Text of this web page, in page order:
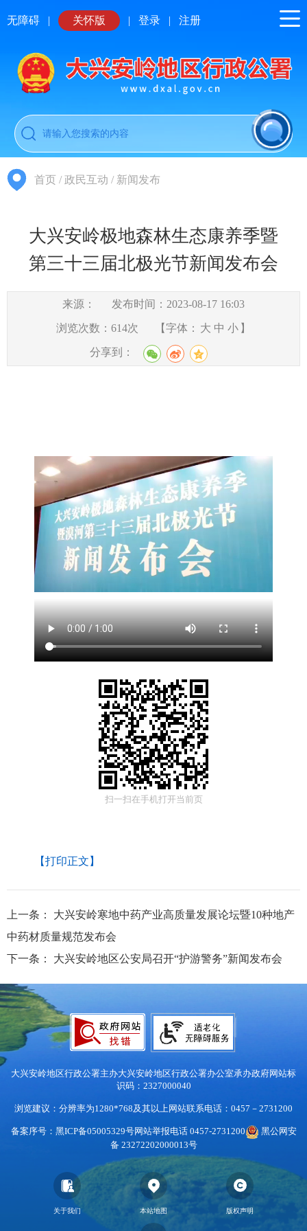
无障碍 | 关怀版 | 登录 | 注册
首页 /政民互动 / 新闻发布
大兴安岭极地森林生态康养季暨
第三十三届北极光节新闻发布会
来源： 发布时间：2023-08-17 16:03
浏览次数： 614次 【字体： 大 中 小 】
分享到：
扫一扫在手机打开当前页
【打印正文】
上一条：
大兴安岭寒地中药产业高质量发展论坛暨10种地产
中药材质量规范发布会
下一条：
大兴安岭地区公安局召开“护游警务”新闻发布会
大兴安岭地区行政公署主办大兴安岭地区行政公署办公室承办政府网站标
识码：2327000040
浏览建议：分辨率为1280*768及其以上网站联系电话：0457－2731200
备案序号：黑ICP备05005329号网站举报电话 0457-2731200
黑公网安
备 23272202000013号
关于我们 本站地图 版权声明